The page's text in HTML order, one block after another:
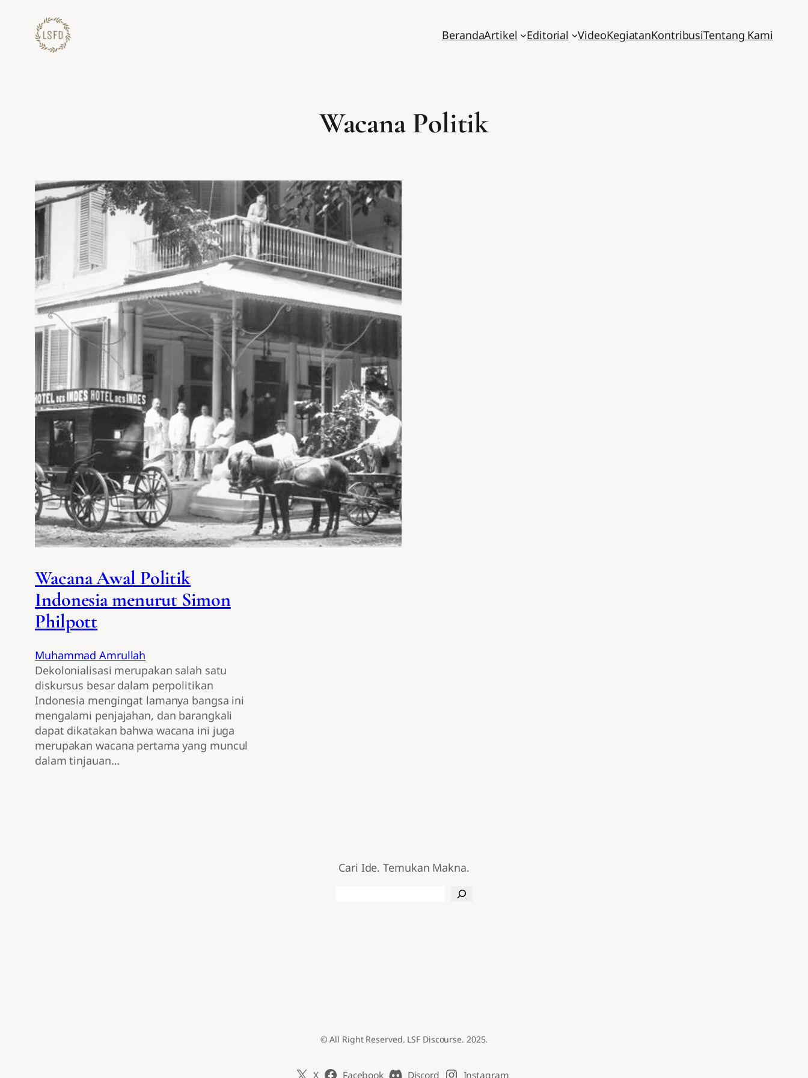
konten
BerandaArtikel Editorial VideoKegiatanKontribusiTentang Kami
Wacana Politik
Wacana Awal Politik
Indonesia menurut Simon
Philpott
Muhammad Amrullah
Dekolonialisasi merupakan salah satu
diskursus besar dalam perpolitikan
Indonesia mengingat lamanya bangsa ini
mengalami penjajahan, dan barangkali
dapat dikatakan bahwa wacana ini juga
merupakan wacana pertama yang muncul
dalam tinjauan…
Cari Ide. Temukan Makna.
© All Right Reserved. LSF Discourse. 2025.
X Facebook Discord Instagram